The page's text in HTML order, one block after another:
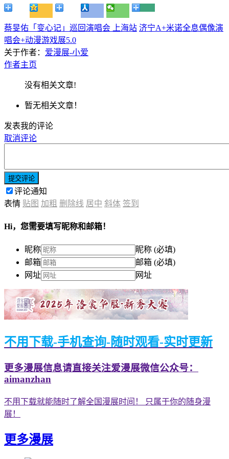
蔡旻佑「变心记」巡回演唱会 上海站 济宁A+米诺全息偶像演
唱会+动漫游戏展5.0
关于作者： 爱漫展-小爱
作者主页
没有相关文章!
暂无相关文章！
发表我的评论
取消评论
提交评论
评论通知
表情 贴图 加粗 删除线 居中 斜体 签到
Hi，您需要填写昵称和邮箱！
昵称
昵称 (必填)
邮箱
邮箱 (必填)
网址
网址
不用下载-手机查询-随时观看-实时更新
更多漫展信息请直接关注爱漫展微信公众号：
aimanzhan
不用下载就能随时了解全国漫展时间！ 只属于你的随身漫
展！
更多漫展